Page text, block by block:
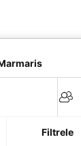
Filtrele